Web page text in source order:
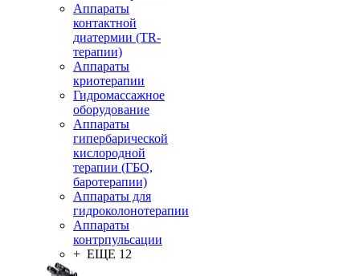
Аппараты
контактной
диатермии (TR-
терапии)
Аппараты
криотерапии
Гидромассажное
оборудование
Аппараты
гипербарической
кислородной
терапии (ГБО,
баротерапии)
Аппараты для
гидроколонотерапии
Аппараты
контрпульсации
+ ЕЩЕ 12